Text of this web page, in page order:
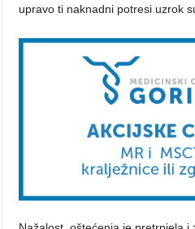
upravo ti naknadni potresi uzrok